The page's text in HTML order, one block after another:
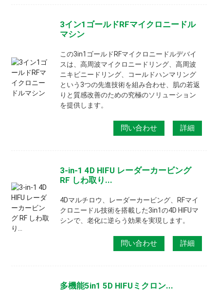
3イン1ゴールドRFマイクロニードル
マシン
この3in1ゴールドRFマイクロニードルデバイ
スは、高周波マイクロニードリング、高周波
ニキビニードリング、コールドハンマリング
という3つの先進技術を組み合わせ、肌の若返
りと質感改善のための究極のソリューション
を提供します。
問い合わせ 詳細
3-in-1 4D HIFU レーダーカービング
RF しわ取り...
4Dマルチロウ、レーダーカービング、RFマイ
クロニードル技術を搭載した3in1の4D HIFUマ
シンで、老化に逆らう効果を実現します。
問い合わせ 詳細
多機能5in1 5D HIFUミクロン...